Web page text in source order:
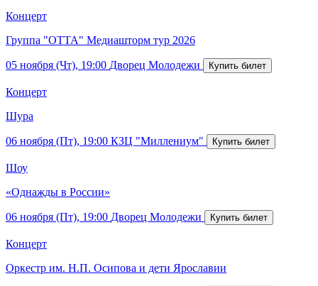
Концерт
Группа "ОТТА" Медиашторм тур 2026
05 ноября (Чт), 19:00 Дворец Молодежи
Концерт
Шура
06 ноября (Пт), 19:00 КЗЦ "Миллениум"
Шоу
«Однажды в России»
06 ноября (Пт), 19:00 Дворец Молодежи
Концерт
Оркестр им. Н.П. Осипова и дети Ярославии